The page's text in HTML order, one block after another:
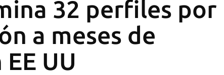
32 perfiles por
a meses de
UU